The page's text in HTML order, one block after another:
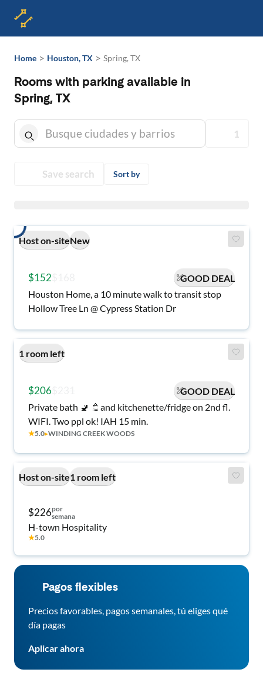
Home > Houston, TX > Spring, TX
Rooms with parking available in
Spring, TX
1
Save search Sort by
Host on-siteNew
$152
GOOD DEAL
Houston Home, a 10 minute walk to transit stop
Hollow Tree Ln @ Cypress Station Dr
1 room left
$206
GOOD DEAL
Private bath 🚽 🚿and kitchenette/fridge on 2nd fl.
WIFI. Two ppl ok! IAH 15 min.
★5.0▸WINDING CREEK WOODS
Host on-site1 room left
$226por
semana
H-town Hospitality
★5.0
Pagos flexibles
Precios favorables, pagos semanales, tú eliges qué
día pagas
Aplicar ahora